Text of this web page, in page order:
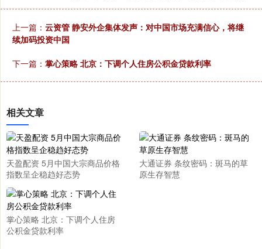
上一篇： 云资管 静安外企集体发声：对中国市场充满信心，将继
续加码投资中国
下一篇： 掌心策略 北京：下调个人住房公积金贷款利率
相关文章
天盈配资 5月中国大宗商品价格
指数呈企稳趋好态势
大通证券 条纹密码：斑马的草
原生存智慧
掌心策略 北京：下调个人住房
公积金贷款利率